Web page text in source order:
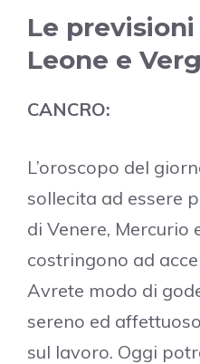
Le
Leone e
CANCRO:
L’oroscopo del
sollecita ad essere
di Venere, Mercurio
costringono ad
Avrete modo di
sereno ed
sul lavoro. Oggi